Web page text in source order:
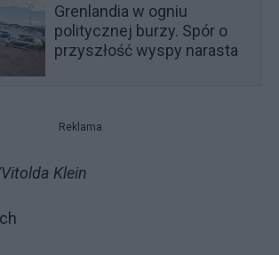
Grenlandia w ogniu
politycznej burzy. Spór o
przyszłość wyspy narasta
Reklama
Klein